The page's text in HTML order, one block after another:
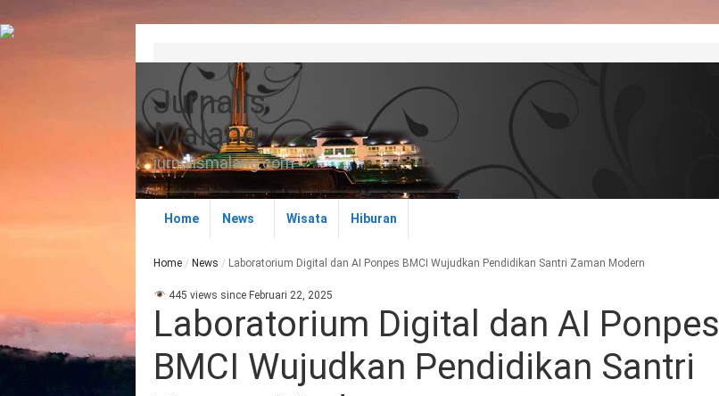
Jurnalis
Malang
jurnalismalang.com
Home News Wisata Hiburan
Home / News / Laboratorium Digital dan AI Ponpes BMCI Wujudkan Pendidikan Santri Zaman Modern
445 views since Februari 22, 2025
Laboratorium Digital dan AI Ponpes
BMCI Wujudkan Pendidikan Santri